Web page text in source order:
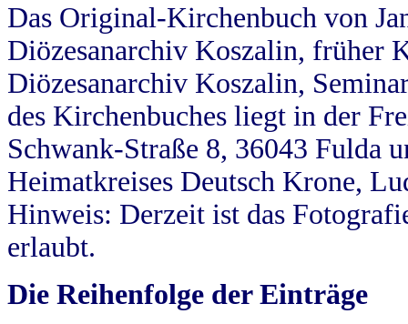
Das Original-Kirchenbuch von
Diözesanarchiv Koszalin, früher
Diözesanarchiv Koszalin,
des Kirchenbuches liegt in der
Schwank-Straße 8, 36043 Fulda
Heimatkreises Deutsch Krone,
Hinweis: Derzeit ist das
erlaubt.
Die Reihenfolge der Einträge